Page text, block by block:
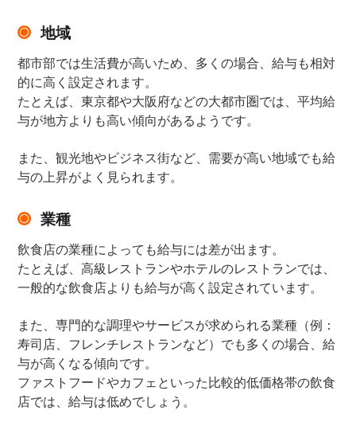
地域
都市部では生活費が高いため、多くの場合、給与も相対
的に高く設定されます。
たとえば、東京都や大阪府などの大都市圏では、平均給
与が地方よりも高い傾向があるようです。
また、観光地やビジネス街など、需要が高い地域でも給
与の上昇がよく見られます。
業種
飲食店の業種によっても給与には差が出ます。
たとえば、高級レストランやホテルのレストランでは、
一般的な飲食店よりも給与が高く設定されています。
また、専門的な調理やサービスが求められる業種（例：
寿司店、フレンチレストランなど）でも多くの場合、給
与が高くなる傾向です。
ファストフードやカフェといった比較的低価格帯の飲食
店では、給与は低めでしょう。